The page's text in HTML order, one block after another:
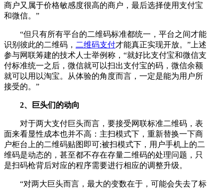
商户又属于价格敏感度很高的商户，最后选择使用支付宝
和微信。”
“但只有所有平台的二维码标准都统一，平台之间才能
识别彼此的二维码， 二维码支付才能真正实现开放。”上述
参与网联筹建的技术人士举例称，“就好比支付宝和微信支
付标准统一之后，微信就可以扫出支付宝的码，微信余额
就可以用以淘宝。从体验的角度而言，一定是能为用户所
接受的。”
2、巨头们的动向
对于两大支付巨头而言，要接受网联标准二维码，表
面来看显性成本也并不高：主扫模式下，重新替换一下商
户柜台上的二维码贴图即可;被扫模式下，用户手机上的二
维码是动态的，甚至都不存在存量二维码的处理问题，只
是扫码枪背后对应的程序需要进行相应的调整升级。
“对两大巨头而言，最大的变数在于，可能会失去了标